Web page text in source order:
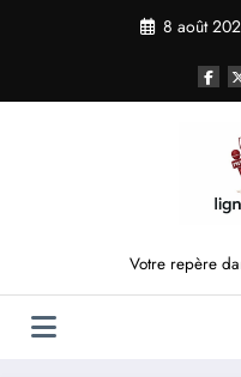
8 août
Votre repère